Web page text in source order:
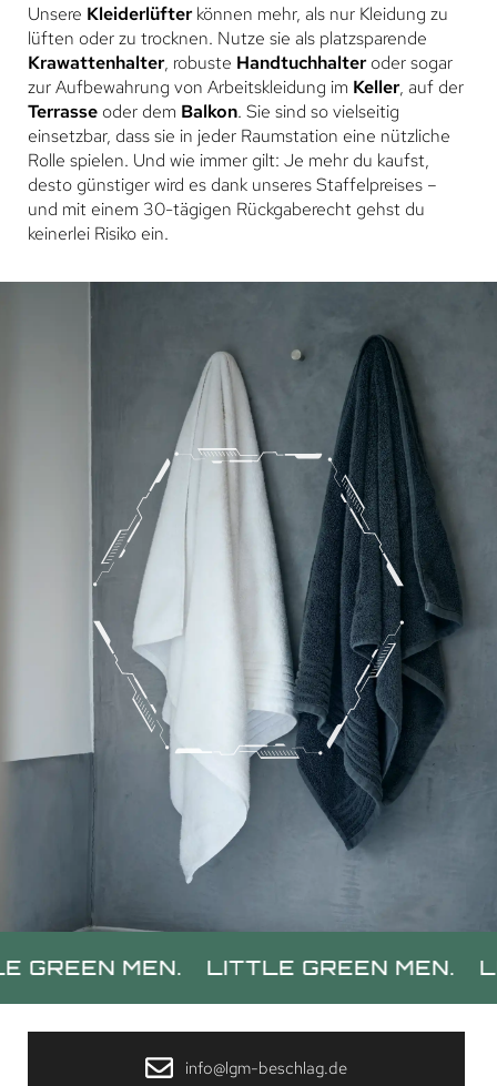
Unsere Kleiderlüfterkönnen mehr, als nur Kleidung zu
lüften oder zu trocknen. Nutze sie als platzsparende
Krawattenhalter, robuste Handtuchhalteroder sogar
zur Aufbewahrung von Arbeitskleidung im Keller, auf der
Terrasse oder dem Balkon. Sie sind so vielseitig
einsetzbar, dass sie in jeder Raumstation eine nützliche
Rolle spielen. Und wie immer gilt: Je mehr du kaufst,
desto günstiger wird es dank unseres Staffelpreises –
und mit einem 30-tägigen Rückgaberecht gehst du
keinerlei Risiko ein.
LITTLE GREEN MEN. LITTLE
info@lgm-beschlag.de